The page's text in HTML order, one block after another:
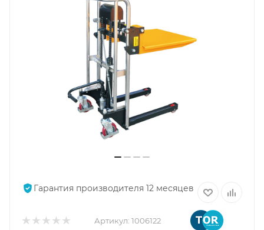
Гарантия производителя 12 месяцев
Артикул: 1006122